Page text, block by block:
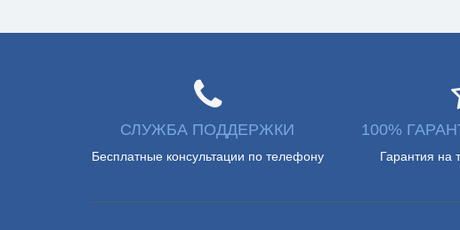
СЛУЖБА ПОДДЕРЖКИ
Бесплатные консультации по телефону
100%
Гарантия на